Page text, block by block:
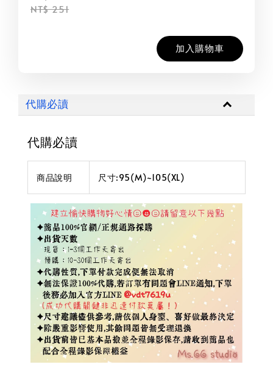
NT$ 251
加入購物車
代購必讀
代購必讀
商品說明 尺寸:95(M)~105(XL)